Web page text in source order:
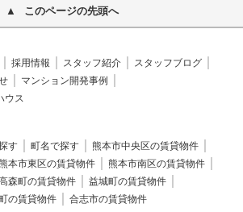
このページの先頭へ
採用情報 スタッフ紹介
スタッフブログ
マンション開発事例
ウス
す 町名で探す
熊本市中央区の賃貸物件
本市東区の賃貸物件
熊本市南区の賃貸物件
森町の賃貸物件
益城町の賃貸物件
の賃貸物件 合志市の賃貸物件